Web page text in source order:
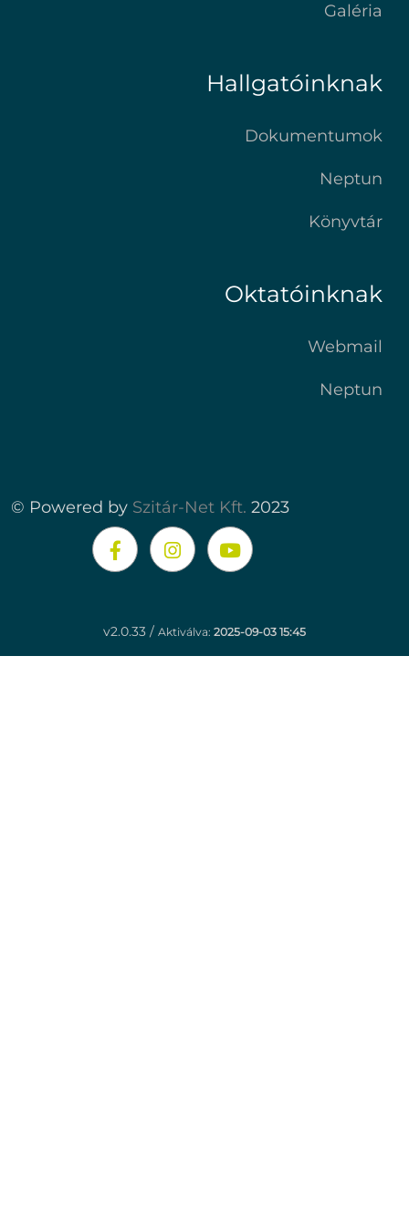
Galéria
Hallgatóinknak
Dokumentumok
Neptun
Könyvtár
Oktatóinknak
Webmail
Neptun
© Powered by Szitár-Net Kft. 2023
v2.0.33 / Aktiválva: 2025-09-03 15:45